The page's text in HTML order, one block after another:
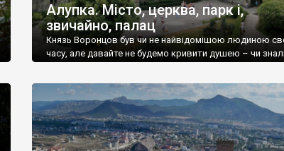
Алупка. Місто, церква, парк і,
звичайно, палац
Князь Воронцов був чи не найвідомішою людиною
часу, але давайте не будемо кривити душею – чи